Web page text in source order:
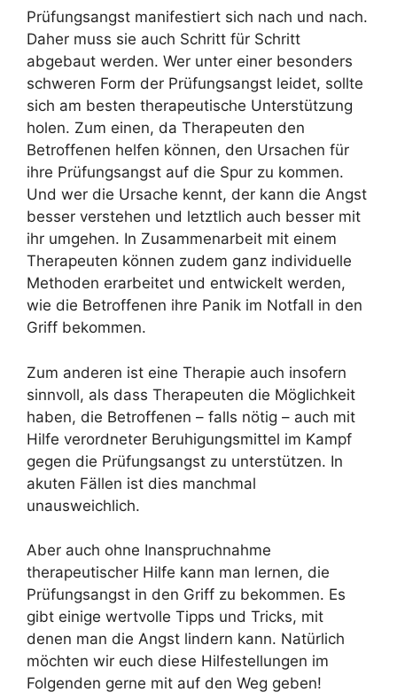
Prüfungsangst manifestiert sich nach und nach.
Daher muss sie auch Schritt für Schritt
abgebaut werden. Wer unter einer besonders
schweren Form der Prüfungsangst leidet, sollte
sich am besten therapeutische Unterstützung
holen. Zum einen, da Therapeuten den
Betroffenen helfen können, den Ursachen für
ihre Prüfungsangst auf die Spur zu kommen.
Und wer die Ursache kennt, der kann die Angst
besser verstehen und letztlich auch besser mit
ihr umgehen. In Zusammenarbeit mit einem
Therapeuten können zudem ganz individuelle
Methoden erarbeitet und entwickelt werden,
wie die Betroffenen ihre Panik im Notfall in den
Griff bekommen.
Zum anderen ist eine Therapie auch insofern
sinnvoll, als dass Therapeuten die Möglichkeit
haben, die Betroffenen – falls nötig – auch mit
Hilfe verordneter Beruhigungsmittel im Kampf
gegen die Prüfungsangst zu unterstützen. In
akuten Fällen ist dies manchmal
unausweichlich.
Aber auch ohne Inanspruchnahme
therapeutischer Hilfe kann man lernen, die
Prüfungsangst in den Griff zu bekommen. Es
gibt einige wertvolle Tipps und Tricks, mit
denen man die Angst lindern kann. Natürlich
möchten wir euch diese Hilfestellungen im
Folgenden gerne mit auf den Weg geben!